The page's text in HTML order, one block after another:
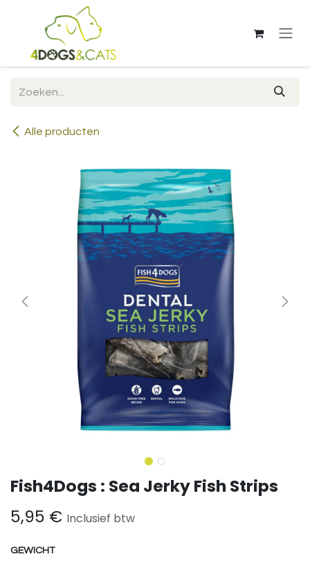
Overslaan naar inhoud
Alle producten
Fish4Dogs : Sea Jerky Fish Strips
5,95 € Inclusief btw
GEWICHT